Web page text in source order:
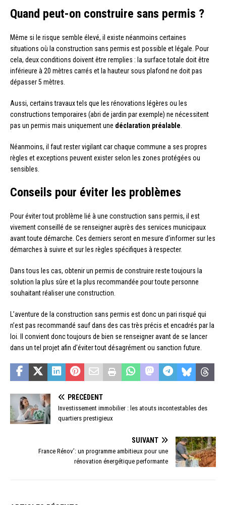
Quand peut-on construire sans permis ?
Même si le risque semble élevé, il existe néanmoins certaines
situations où la construction sans permis est possible et légale. Pour
cela, deux conditions doivent être remplies : la surface totale doit être
inférieure à 20 mètres carrés et la hauteur sous plafond ne doit pas
dépasser 5 mètres.
Aussi, certains travaux tels que les rénovations légères ou les
constructions temporaires (abri de jardin par exemple) ne nécessitent
pas un permis mais uniquement une déclaration préalable.
Néanmoins, il faut rester vigilant car chaque commune a ses propres
règles et exceptions peuvent exister selon les zones protégées ou
sensibles.
Conseils pour éviter les problèmes
Pour éviter tout problème lié à une construction sans permis, il est
vivement conseillé de se renseigner auprès des services municipaux
avant toute démarche. Ces derniers seront en mesure d’informer sur les
démarches à suivre et sur les règles spécifiques à respecter.
Dans tous les cas, obtenir un permis de construire reste toujours la
solution la plus sûre et la plus recommandée pour toute personne
souhaitant réaliser une construction.
L’aventure de la construction sans permis est donc un pari risqué qui
n’est pas recommandé sauf dans des cas très précis et encadrés par la
loi. Il convient donc toujours de bien se renseigner avant de se lancer
dans un tel projet afin d’éviter tout désagrément ou sanction future.
PRÉCÉDENT
Investissement immobilier : les atouts incontestables des
quartiers prestigieux
SUIVANT
France Rénov’: un programme ambitieux pour une
rénovation énergétique performante